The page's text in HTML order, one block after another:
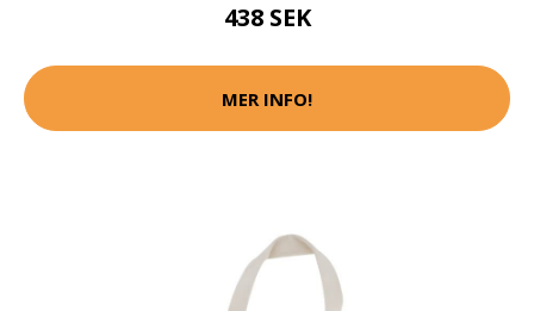
438 SEK
MER INFO!